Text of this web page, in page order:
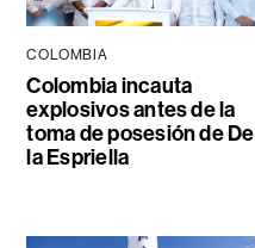
COLOMBIA
Colombia incauta
explosivos antes de la
toma de posesión de De
la Espriella